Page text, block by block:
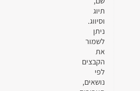
תיוג
וסיווג.
ניתן
לשמור
את
הקבצים
לפי
נושאים,